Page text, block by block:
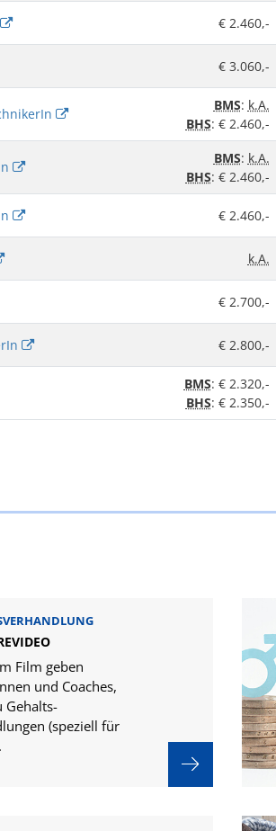
€ 2.460,-
€ 3.060,-
BMS: k.A.
BHS: € 2.460,-
BMS: k.A.
BHS: € 2.460,-
€ 2.460,-
k.A.
€ 2.700,-
€ 2.800,-
BMS: € 2.320,-
BHS: € 2.350,-
Film geben
und Coaches,
Gehalts-
(speziell für